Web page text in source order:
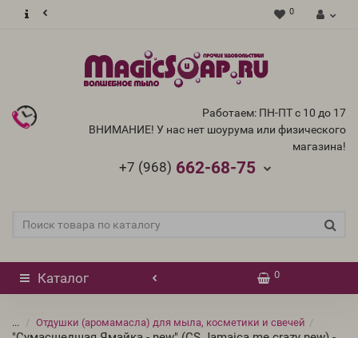
0
Работаем: ПН-ПТ с 10 до 17
ВНИМАНИЕ! У нас нет шоурума или физического
магазина!
+7 (968) 662-68-75
Каталог 0
... Отдушки (аромамасла) для мыла, косметики и свечей